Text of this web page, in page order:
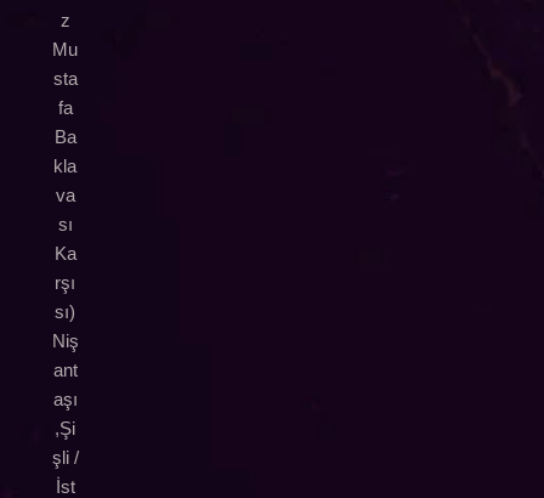
z
Mu
sta
fa
Ba
kla
va
sı
Ka
rşı
sı)
Niş
ant
aşı
,Şi
şli /
İst